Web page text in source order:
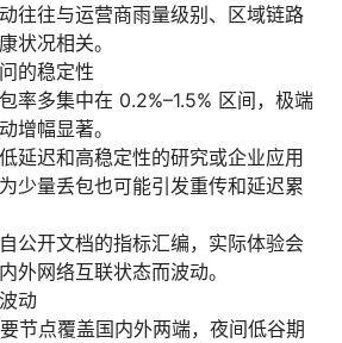
往往与运营商雨量级别、区域链路
状况相关。
的稳定性
率多集中在 0.2%–1.5% 区间，极端
增幅显著。
延迟和高稳定性的研究或企业应用
少量丢包也可能引发重传和延迟累
公开文档的指标汇编，实际体验会
外网络互联状态而波动。
动
节点覆盖国内外两端，夜间低谷期